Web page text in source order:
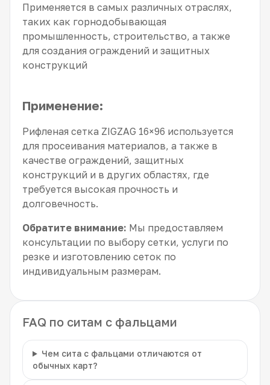
Применяется в самых различных отраслях,
таких как горнодобывающая
промышленность, строительство, а также
для создания ограждений и защитных
конструкций
Применение:
Рифленая сетка ZIGZAG 16×96 используется
для просеивания материалов, а также в
качестве ограждений, защитных
конструкций и в других областях, где
требуется высокая прочность и
долговечность.
Обратите внимание: Мы предоставляем
консультации по выбору сетки, услуги по
резке и изготовлению сеток по
индивидуальным размерам.
FAQ по ситам с фальцами
Чем сита с фальцами отличаются от
обычных карт?